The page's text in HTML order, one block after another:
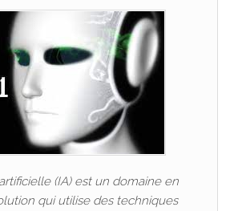
(IA) est un domaine en
qui utilise des techniques